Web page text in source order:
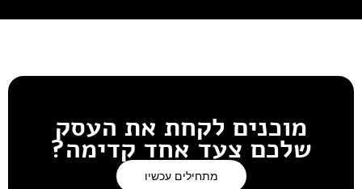
מוכנים לקחת את העסק
שלכם צעד אחד קדימה?
מתחילים עכשיו